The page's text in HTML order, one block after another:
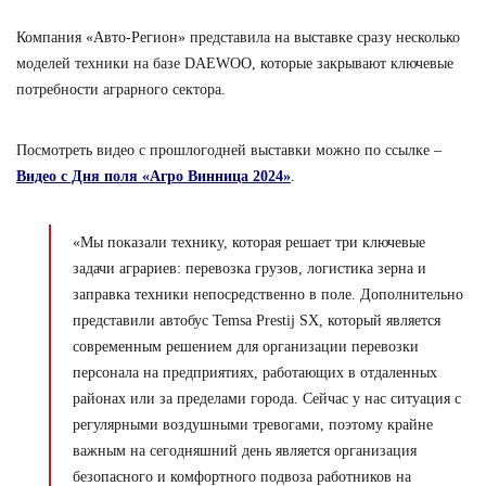
Компания «Авто-Регион» представила на выставке сразу несколько
моделей техники на базе DAEWOO, которые закрывают ключевые
потребности аграрного сектора.
Посмотреть видео с прошлогодней выставки можно по ссылке –
Видео с Дня поля «Агро Винница 2024»
«Мы показали технику, которая решает три ключевые
задачи аграриев: перевозка грузов, логистика зерна и
заправка техники непосредственно в поле. Дополнительно
представили автобус Temsa Prestij SX, который является
современным решением для организации перевозки
персонала на предприятиях, работающих в отдаленных
районах или за пределами города. Сейчас у нас ситуация с
регулярными воздушными тревогами, поэтому крайне
важным на сегодняшний день является организация
безопасного и комфортного подвоза работников на